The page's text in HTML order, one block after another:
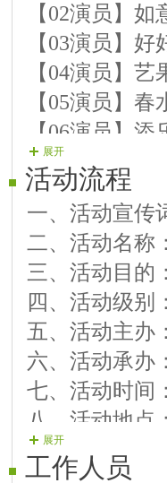
【02演员】
【03演员】
【04演员】
【05演员】
【06演员】
【07演员】寒
【08演员】翠
第二篇章：秋
【09演员】木
【10演员】書
【11演员】华
【12演员】莉
【13演员】佳
【14演员】刺
【15演员】
【16演员】枫
展开
活动流程
一、活动宣传
二、活动名称
三、活动目的
四、活动级别
五、活动主办
六、活动承办
七、活动时间
八、活动地点
[电信](721308)
展开
工作人员